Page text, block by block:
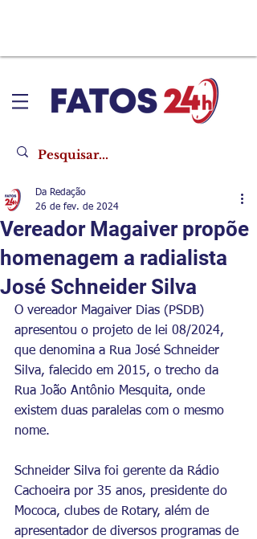
Vereador Magaiver propõe
homenagem a radialista
José Schneider Silva
Da Redação
26 de fev. de 2024
O vereador Magaiver Dias (PSDB)
apresentou o projeto de lei 08/2024,
que denomina a Rua José Schneider
Silva, falecido em 2015, o trecho da
Rua João Antônio Mesquita, onde
existem duas paralelas com o mesmo
nome.
Schneider Silva foi gerente da Rádio
Cachoeira por 35 anos, presidente do
Mococa, clubes de Rotary, além de
apresentador de diversos programas de